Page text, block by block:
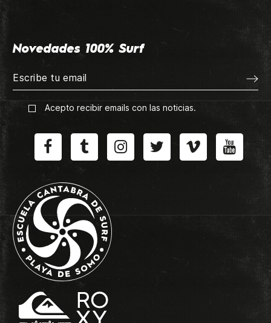
Novedades 100% Surf
Acepto recibir emails con las noticias.